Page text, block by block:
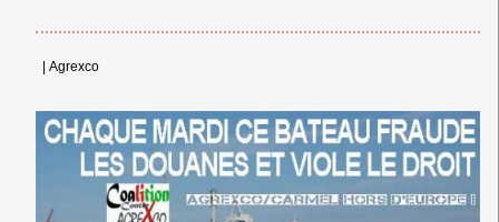
Agrexco